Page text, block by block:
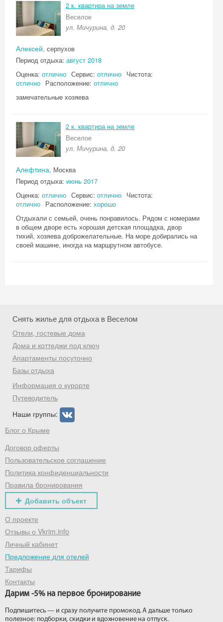
2 к. квартира на земле
Веселое
ул. Мичурина, д. 20
Алексей, серпухов
Период отдыха: август 2018
Оценка: отлично Сервис: отлично Чистота:
отлично Расположение: отлично
замечательные хозяева
2 к. квартира на земле
Веселое
ул. Мичурина, д. 20
Алефтина, Москва
Период отдыха: июнь 2017
Оценка: отлично Сервис: отлично Чистота:
отлично Расположение: хорошо
Отдыхали с семьей, очень понравилось. Рядом с номерами
в общем дворе есть хорошая детская площадка, двор
тихий, хозяева доброжелательные. На море добирались на
своей машине, иногда на маршрутном автобусе.
Снять жилье для отдыха в Веселом
Отели, гостевые дома
Дома и коттеджи под ключ
Апартаменты посуточно
Базы отдыха
Информация о курорте
Путеводитель
Наши группы:
Блог о Крыме
Договор оферты
Пользовательское соглашение
Политика конфиденциальности
Правила бронирования
Добавить объект
О проекте
Отзывы о Vkrim.info
Личный кабинет
Предложение для отелей
Тарифы
Контакты
Дарим -5% на первое бронирование
Подпишитесь — и сразу получите промокод. А дальше только
полезное: подборки, скидки и вдохновение на отпуск.
Скидка −5%
Хочешь дешевле? Оставь почту и получи
промокод на первое бронирование!
Получить промокод